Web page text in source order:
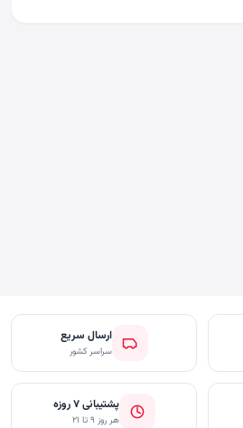
ارسال سریع
سراسر کشور
پشتیبانی ۷ روزه
هر روز ۹ تا ۲۱